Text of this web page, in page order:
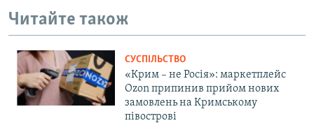
Читайте також
СУСПІЛЬСТВО
«Крим – не Росія»: маркетплейс
Ozon припинив прийом нових
замовлень на Кримському
півострові